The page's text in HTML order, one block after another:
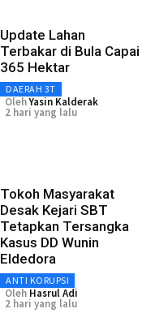
Update Lahan
Terbakar di Bula Capai
365 Hektar
DAERAH 3T
OlehYasin Kalderak
2 hari yang lalu
Tokoh Masyarakat
Desak Kejari SBT
Tetapkan Tersangka
Kasus DD Wunin
Eldedora
ANTI KORUPSI
Oleh Hasrul Adi
2 hari yang lalu